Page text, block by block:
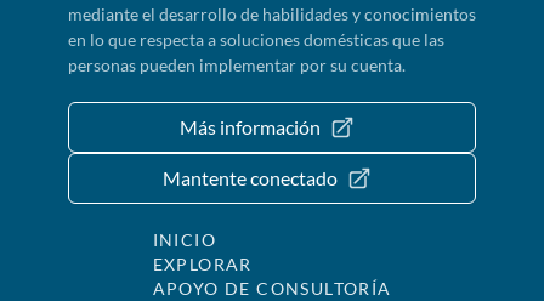
mediante el desarrollo de habilidades y conocimientos
en lo que respecta a soluciones domésticas que las
personas pueden implementar por su cuenta.
Más información
Mantente conectado
INICIO
EXPLORAR
APOYO DE CONSULTORÍA